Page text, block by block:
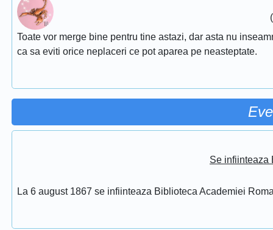
Toate vor merge bine pentru tine astazi, dar asta nu
ca sa eviti orice neplaceri ce pot aparea pe neasteptate.
Se infiinteaza
La 6 august 1867 se infiinteaza Biblioteca Academiei